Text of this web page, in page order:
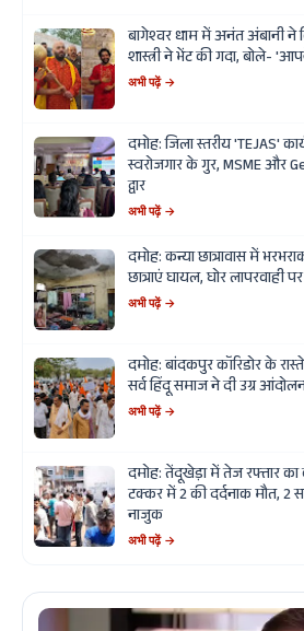
बागेश्वर धाम में अनंत अंबानी ने
शास्त्री ने भेंट की गदा, बोले-
अभी पढ़ें →
दमोह: जिला स्तरीय 'TEJAS'
स्वरोजगार के गुर, MSME और
द्वार
अभी पढ़ें →
दमोह: कन्या छात्रावास में
छात्राएं घायल, घोर लापरवाही
अभी पढ़ें →
दमोह: बांदकपुर कॉरिडोर के
सर्व हिंदू समाज ने दी उग्र
अभी पढ़ें →
दमोह: तेंदूखेड़ा में तेज रफ्तार का
टक्कर में 2 की दर्दनाक मौत, 2
नाजुक
अभी पढ़ें →